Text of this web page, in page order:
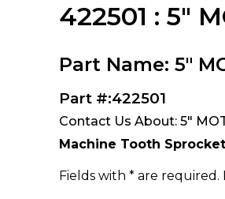
422501 : 5"
Part Name: 5"
Part #:422501
Contact Us About: 5"
Machine Tooth
Fields with * are